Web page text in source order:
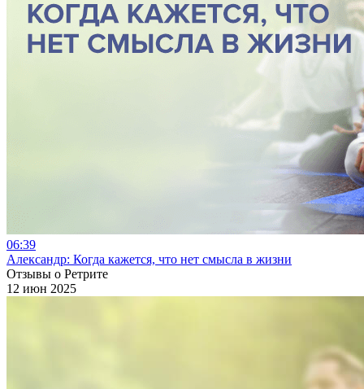
06:39
Александр: Когда кажется, что нет смысла в жизни
Отзывы о Ретрите
12 июн 2025